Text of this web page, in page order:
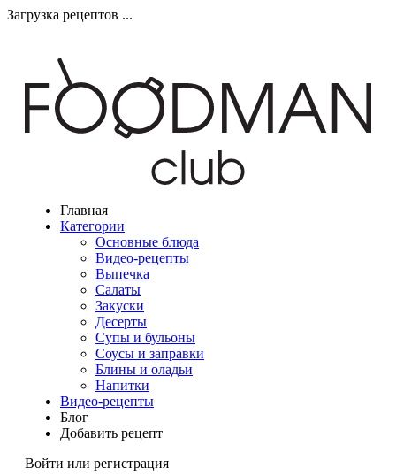
Загрузка рецептов ...
Главная
Категории
Основные блюда
Видео-рецепты
Выпечка
Салаты
Закуски
Десерты
Супы и бульоны
Соусы и заправки
Блины и оладьи
Напитки
Видео-рецепты
Блог
Добавить рецепт
Войти или регистрация